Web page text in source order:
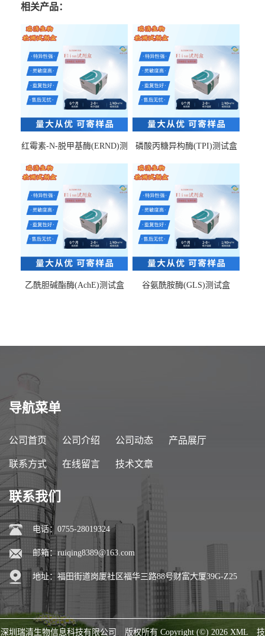
相关产品：
红霉素-N-脱甲基酶(ERND)测
磷酸丙糖异构酶(TPI)测试盒
乙酰胆碱酯酶(AchE)测试盒 谷氨酰胺酶(GLS)测试盒
导航菜单
公司首页 公司介绍 公司动态 产品展厅
联系方式 在线留言 技术文章
联系我们
电话：0755-28019324
邮箱： ruiqing8389@163.com
地址：福田街道岗厦社区福华三路88号财富大厦39G-Z25
深圳瑞清生物信息科技有限公司 版权所有 Copyright (©) 2026 XML 技